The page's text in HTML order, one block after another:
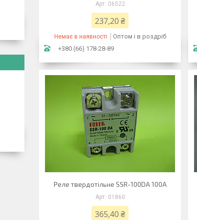
06522
237,20 ₴
Немає в наявності
Оптом і в роздріб
+380 (66) 178-28-89
Реле твердотільне SSR-100DA 100A
01860
365,40 ₴